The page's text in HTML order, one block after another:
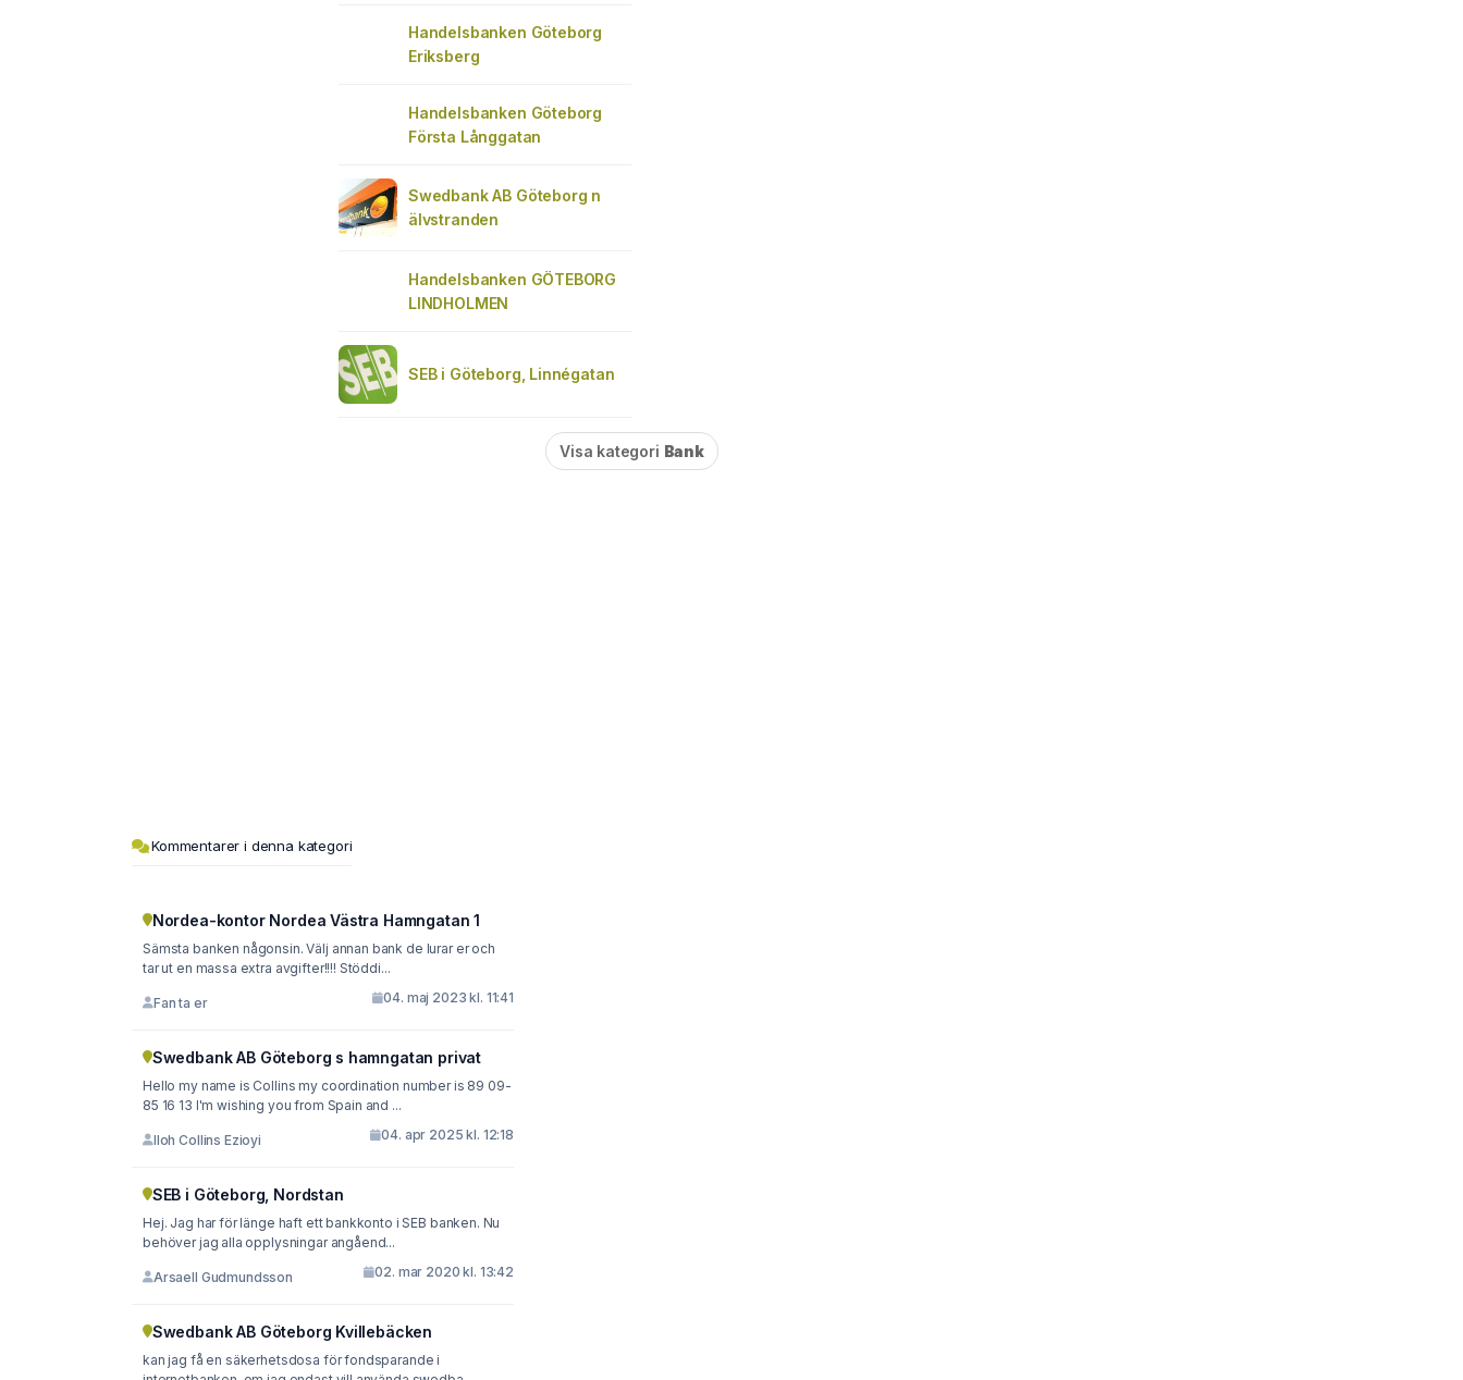
Handelsbanken Göteborg
Eriksberg
Handelsbanken Göteborg
Första Långgatan
Swedbank AB Göteborg n
älvstranden
Handelsbanken GÖTEBORG
LINDHOLMEN
SEB i Göteborg, Linnégatan
Visa kategori Bank
Kommentarer i denna kategori
Nordea-kontor Nordea Västra Hamngatan 1
Sämsta banken någonsin. Välj annan bank de lurar er och
tar ut en massa extra avgifter!!!! Stöddi...
Fan ta er 04. maj 2023 kl. 11:41
Swedbank AB Göteborg s hamngatan privat
Hello my name is Collins my coordination number is 89 09-
85 16 13 I'm wishing you from Spain and ...
Iloh Collins Ezioyi 04. apr 2025 kl. 12:18
SEB i Göteborg, Nordstan
Hej. Jag har för länge haft ett bankkonto i SEB banken. Nu
behöver jag alla opplysningar angåend...
Arsaell Gudmundsson 02. mar 2020 kl. 13:42
Swedbank AB Göteborg Kvillebäcken
kan jag få en säkerhetsdosa för fondsparande i